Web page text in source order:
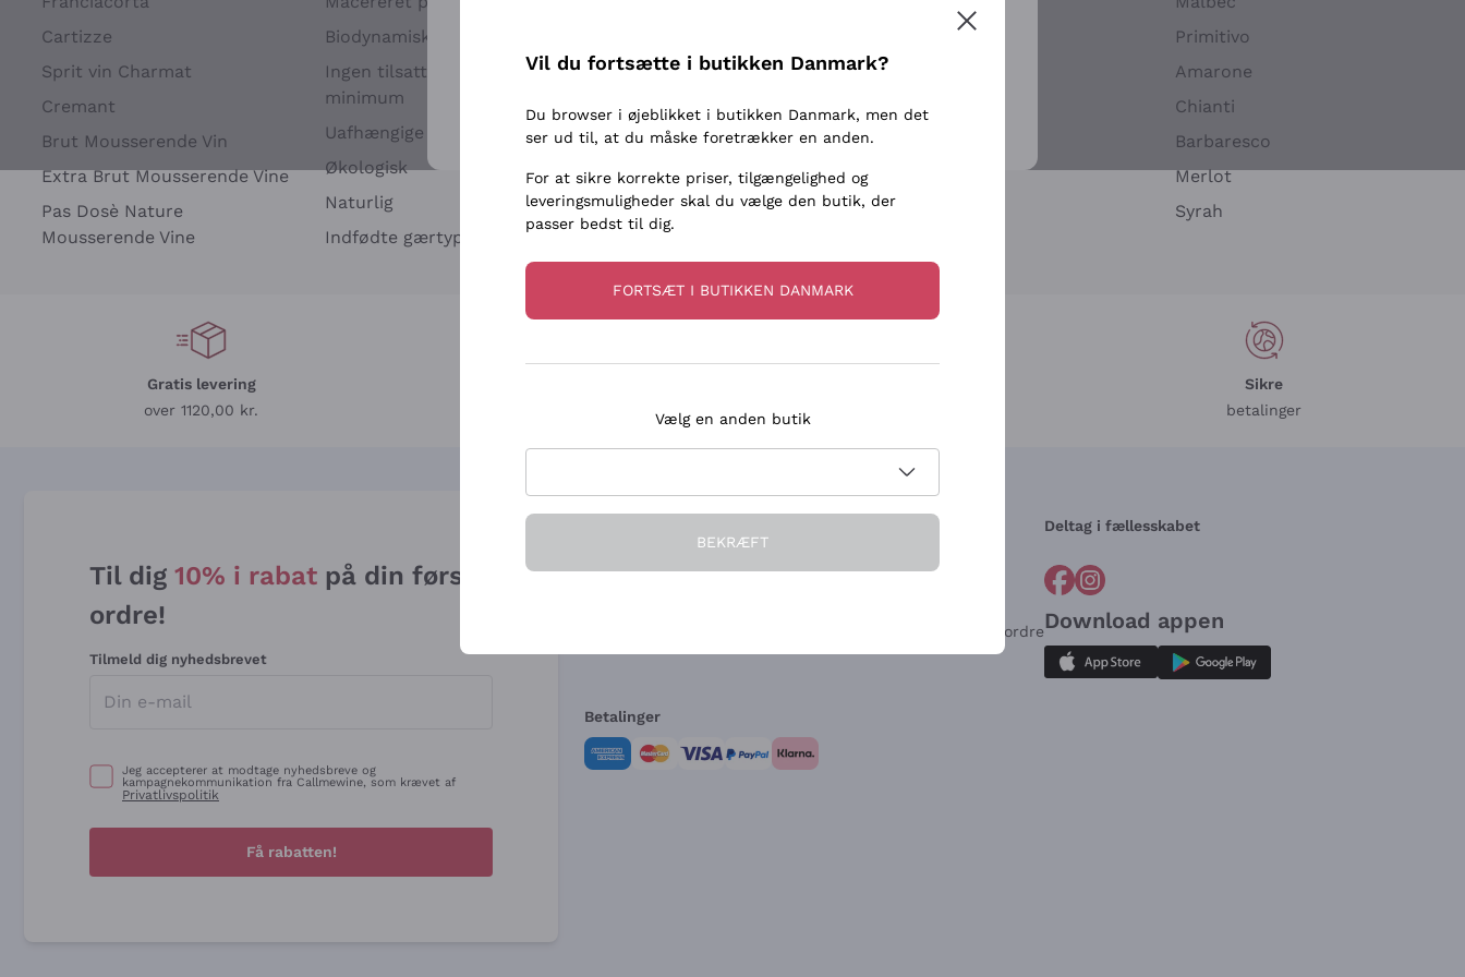
Cartizze
Sprit vin Charmat
Cremant
Brut Mousserende Vin
Extra Brut Mousserende Vine
Pas Dosè Nature
Mousserende Vine
Biodynamisk
Ingen tilsatte sulfitter eller
minimum
Uafhængige Vinavlere
Økologisk
Naturlig
Indfødte gærtyper
Biondi Santi
Franz Haas
Argiolas
Zenato
Ca' dei Frati
Ribolla Gialla
Sauvignon
Primitivo
Amarone
Chianti
Barbaresco
Merlot
Syrah
Gratis levering
over 1120,00 kr.
Sikre
betalinger
Til dig 10% i rabat på din første
ordre!
Tilmeld dig nyhedsbrevet
Jeg accepterer at modtage nyhedsbreve og
kampagnekommunikation fra Callmewine, som krævet af
Privatlivspolitik
Få rabatten!
Hvem vi er
Kundeservice
Fortrydelsesformular for ordre
Deltag i fællesskabet
Download appen
Betalinger
Tilmeld
For flere oplysninger, læs voresPrivatlivspolitik
Vil du fortsætte i butikken Danmark?
Du browser i øjeblikket i butikken Danmark, men det
ser ud til, at du måske foretrækker en anden.
For at sikre korrekte priser, tilgængelighed og
leveringsmuligheder skal du vælge den butik, der
passer bedst til dig.
FORTSÆT I BUTIKKEN DANMARK
Vælg en anden butik
BEKRÆFT